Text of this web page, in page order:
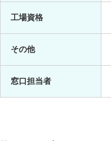
工場資格
その他
窓口担当者